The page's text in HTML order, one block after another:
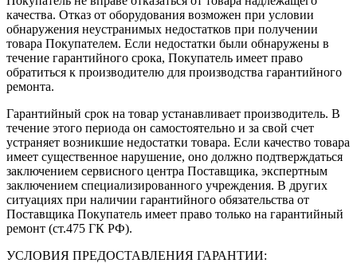
качества. Отказ от оборудования возможен при условии
обнаружения неустранимых недостатков при получении
товара Покупателем. Если недостатки были обнаружены в
течение гарантийного срока, Покупатель имеет право
обратиться к производителю для производства гарантийного
ремонта.
Гарантийный срок на товар устанавливает производитель. В
течение этого периода он самостоятельно и за свой счет
устраняет возникшие недостатки товара. Если качество товара
имеет существенное нарушение, оно должно подтверждаться
заключением сервисного центра Поставщика, экспертным
заключением специализированного учреждения. В других
ситуациях при наличии гарантийного обязательства от
Поставщика Покупатель имеет право только на гарантийный
ремонт (ст.475 ГК РФ).
УСЛОВИЯ ПРЕДОСТАВЛЕНИЯ ГАРАНТИИ: